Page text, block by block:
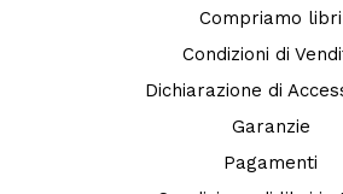
Compriamo libri
Condizioni di
Dichiarazione di
Garanzie
Pagamenti